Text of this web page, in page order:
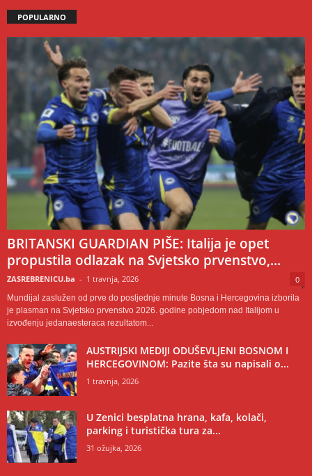
POPULARNO
BRITANSKI GUARDIAN PIŠE: Italija je opet
propustila odlazak na Svjetsko prvenstvo,...
ZASREBRENICU.ba - 1 travnja, 2026 0
Mundijal zaslužen od prve do posljednje minute Bosna i Hercegovina izborila
je plasman na Svjetsko prvenstvo 2026. godine pobjedom nad Italijom u
izvođenju jedanaesteraca rezultatom...
AUSTRIJSKI MEDIJI ODUŠEVLJENI BOSNOM I
HERCEGOVINOM: Pazite šta su napisali o...
1 travnja, 2026
U Zenici besplatna hrana, kafa, kolači,
parking i turistička tura za...
31 ožujka, 2026